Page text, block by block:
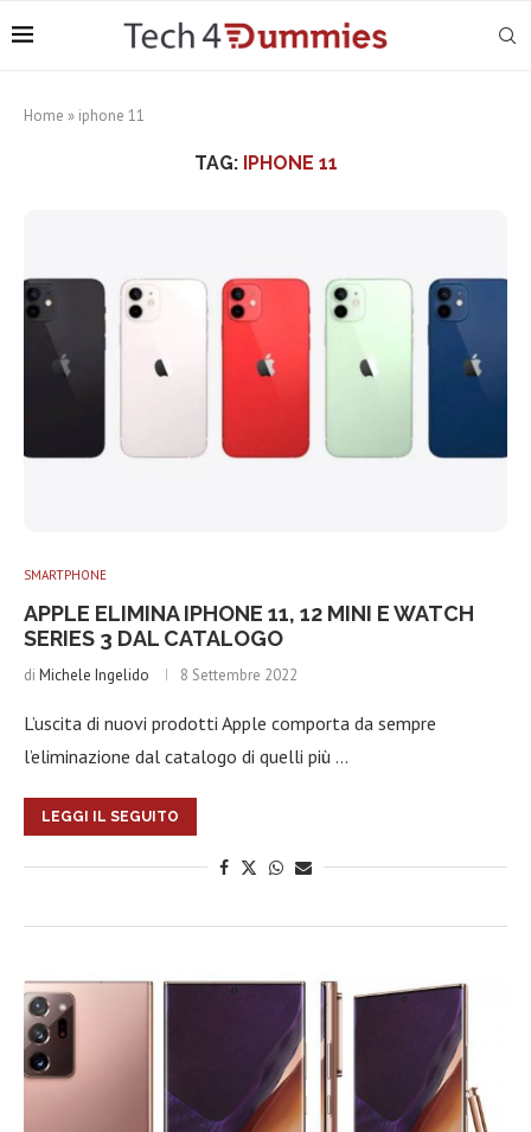
Home » iphone 11
TAG: IPHONE 11
SMARTPHONE
APPLE ELIMINA IPHONE 11, 12 MINI E WATCH
SERIES 3 DAL CATALOGO
di Michele Ingelido 8 Settembre 2022
L’uscita di nuovi prodotti Apple comporta da sempre
l’eliminazione dal catalogo di quelli più …
LEGGI IL SEGUITO